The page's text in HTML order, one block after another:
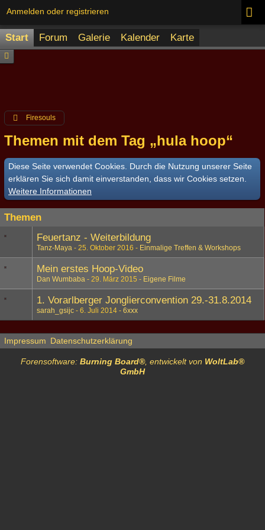
Anmelden oder registrieren
Start Forum Galerie Kalender Karte
Firesouls
Themen mit dem Tag „hula hoop“
Diese Seite verwendet Cookies. Durch die Nutzung unserer Seite
erklären Sie sich damit einverstanden, dass wir Cookies setzen.
Weitere Informationen
Themen
Feuertanz - Weiterbildung
Tanz-Maya 25. Oktober 2016 Einmalige Treffen & Workshops
Mein erstes Hoop-Video
Dan Wumbaba 29. März 2015 Eigene Filme
1. Vorarlberger Jonglierconvention 29.-31.8.2014
sarah_gsijc 6. Juli 2014 6xxx
Impressum Datenschutzerklärung
Forensoftware: Burning Board®, entwickelt von WoltLab®
GmbH